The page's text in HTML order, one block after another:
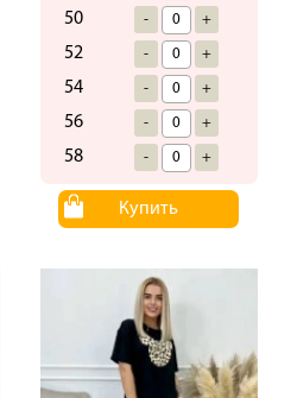
50 - +
52 - +
54 - +
56 - +
58 - +
Купить